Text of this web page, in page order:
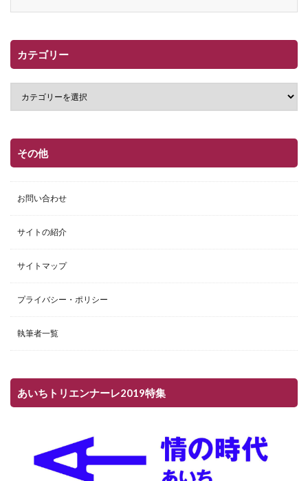
カテゴリー
その他
お問い合わせ
サイトの紹介
サイトマップ
プライバシー・ポリシー
執筆者一覧
あいちトリエンナーレ2019特集